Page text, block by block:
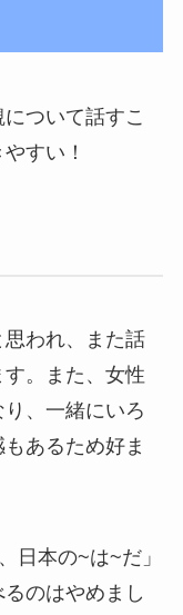
ついて話すこ
すい！
われ、また話
。また、女性
、一緒にいろ
あるため好ま
日本の~は~だ」
のはやめまし